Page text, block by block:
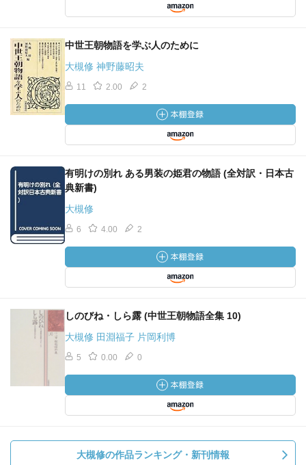
中世王朝物語を学ぶ人のために
大槻修 神野藤昭夫
11 2.00 2
有明けの別れ ある男装の姫君の物語 (全対訳・日本古
典新書)
大槻修
6 4.00 2
しのびね・しら露 (中世王朝物語全集 10)
大槻修 田淵福子 片岡利博
5 0.00 0
大槻修の作品ランキング・新刊情報